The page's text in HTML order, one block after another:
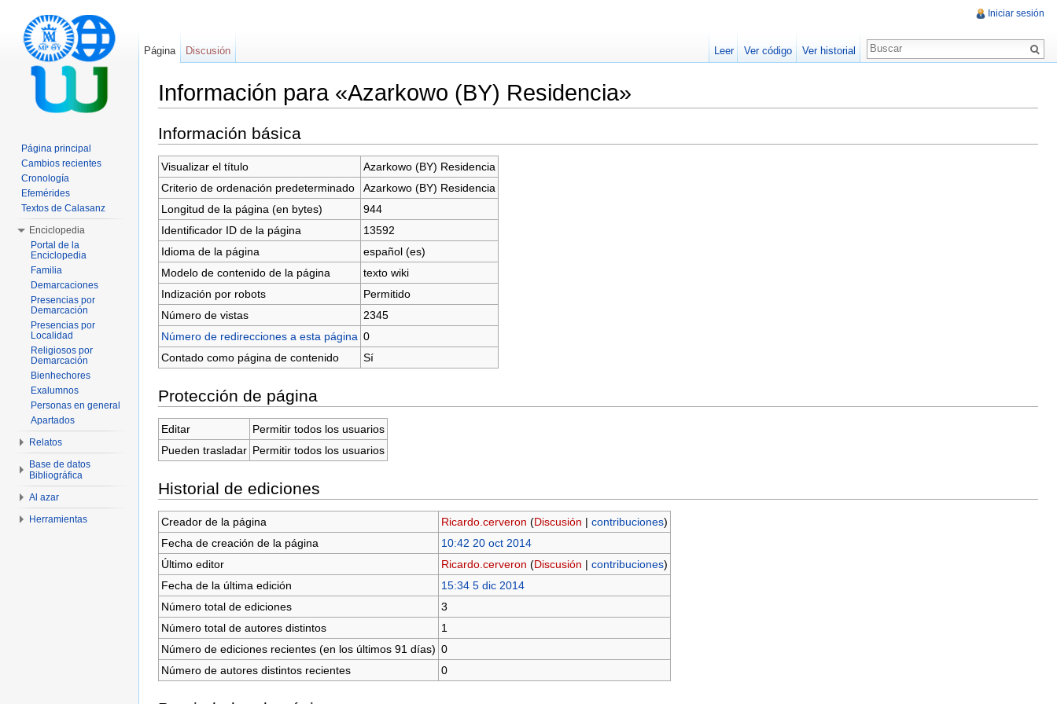
Información para «Azarkowo (BY) Residencia»
Información básica
Visualizar el título
Azarkowo (BY) Residencia
Criterio de ordenación predeterminado
Azarkowo (BY) Residencia
Longitud de la página (en bytes)
944
Identificador ID de la página
13592
Idioma de la página
español (es)
Modelo de contenido de la página
texto wiki
Indización por robots
Permitido
Número de vistas
2345
Número de redirecciones a esta página 0
Contado como página de contenido
Sí
Protección de página
Editar
Permitir todos los usuarios
Pueden trasladar Permitir todos los usuarios
Historial de ediciones
Creador de la página Ricardo.cerveron (Discusión | contribuciones)
Fecha de creación de la página
10:42 20 oct 2014
Último editor
Ricardo.cerveron (Discusión | contribuciones)
Fecha de la última edición
15:34 5 dic 2014
Número total de ediciones
3
Número total de autores distintos
1
Número de ediciones recientes (en los últimos 91 días) 0
Número de autores distintos recientes
0
Iniciar sesión
Página Discusión Leer Ver código Ver historial
Página principal
Cambios recientes
Cronología
Efemérides
Textos de Calasanz
Enciclopedia
Portal de la
Enciclopedia
Familia
Demarcaciones
Presencias por
Demarcación
Presencias por
Localidad
Religiosos por
Demarcación
Bienhechores
Exalumnos
Personas en general
Apartados
Relatos
Base de datos
Bibliográfica
Al azar
Herramientas